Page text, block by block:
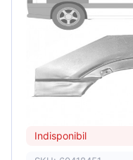
Indisponibil